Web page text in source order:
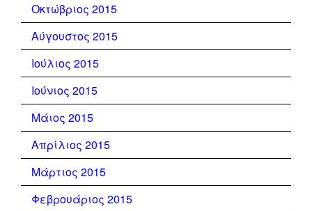
Οκτώβριος 2015
Αύγουστος 2015
Ιούλιος 2015
Ιούνιος 2015
Μάιος 2015
Απρίλιος 2015
Μάρτιος 2015
Φεβρουάριος 2015